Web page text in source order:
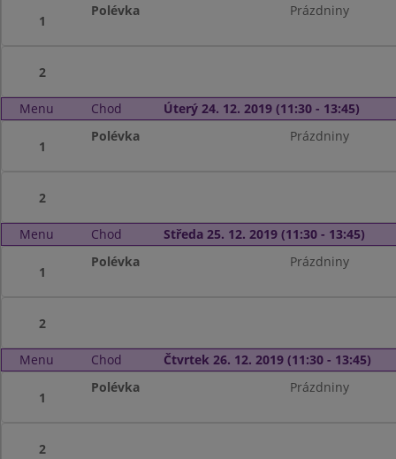
1
Polévka Prázdniny
2
Menu Chod Úterý 24. 12. 2019 (11:30 - 13:45)
1
Polévka Prázdniny
2
Menu Chod Středa 25. 12. 2019 (11:30 - 13:45)
1
Polévka Prázdniny
2
Menu Chod Čtvrtek 26. 12. 2019 (11:30 - 13:45)
1
Polévka Prázdniny
2